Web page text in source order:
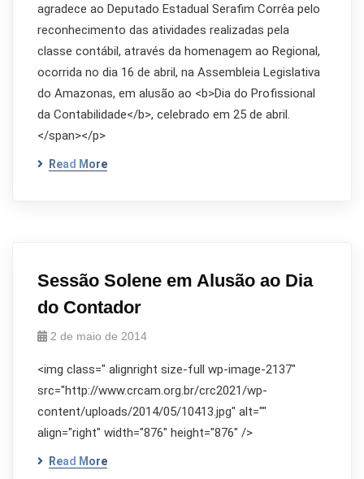
agradece ao Deputado Estadual Serafim Corrêa pelo
reconhecimento das atividades realizadas pela
classe contábil, através da homenagem ao Regional,
ocorrida no dia 16 de abril, na Assembleia Legislativa
do Amazonas, em alusão ao <b>Dia do Profissional
da Contabilidade</b>, celebrado em 25 de abril.
</span></p>
Read More
Sessão Solene em Alusão ao Dia
do Contador
2 de maio de 2014
<img class=" alignright size-full wp-image-2137"
src="http://www.crcam.org.br/crc2021/wp-
content/uploads/2014/05/10413.jpg" alt=""
align="right" width="876" height="876" />
Read More